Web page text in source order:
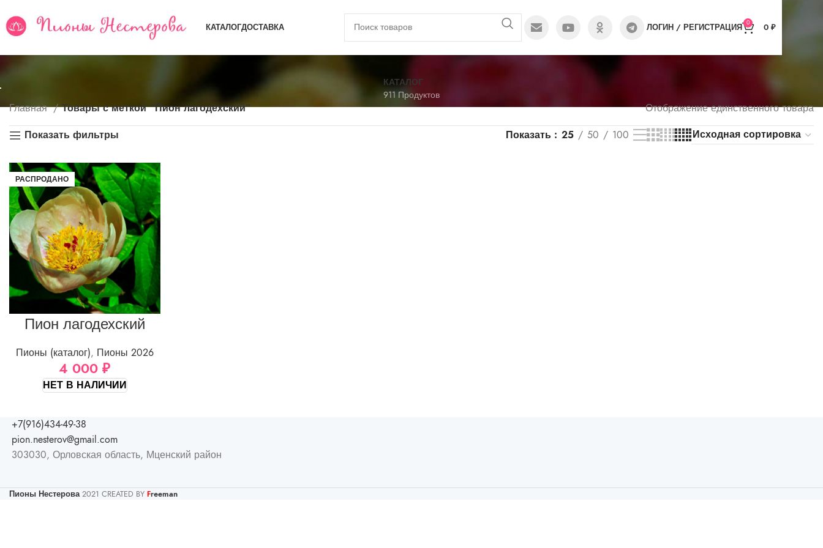
КАТАЛОГДОСТАВКА ЛОГИН / РЕГИСТРАЦИЯ 0 0 ₽
КАТАЛОГ
911 Продуктов
Главная Товары с меткой “Пион лагодехский”
Отображение единственного товара
Показать фильтры
Показать 25 50 100
РАСПРОДАНО
Пион лагодехский
Пионы (каталог), Пионы 2026
4 000₽
НЕТ В НАЛИЧИИ
+7(916)434-49-38
pion.nesterov@gmail.com
303030, Орловская область, Мценский район
Пионы Нестерова 2021 CREATED BY Freeman